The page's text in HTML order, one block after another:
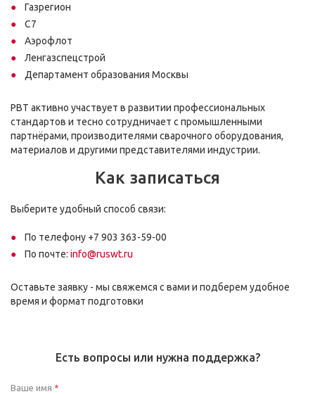
Газрегион
С7
Аэрофлот
Ленгазспецстрой
Департамент образования Москвы
РВТ активно участвует в развитии профессиональных
стандартов и тесно сотрудничает с промышленными
партнёрами, производителями сварочного оборудования,
материалов и другими представителями индустрии.
Как записаться
Выберите удобный способ связи:
По телефону +7 903 363-59-00
По почте: info@ruswt.ru
Оставьте заявку - мы свяжемся с вами и подберем удобное
время и формат подготовки
Есть вопросы или нужна поддержка?
Ваше имя *